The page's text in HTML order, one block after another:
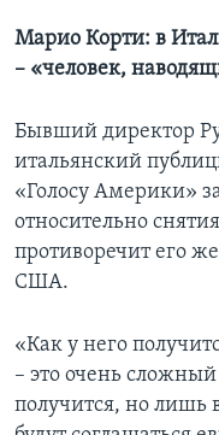
Марио Корти: в
– «человек,
Бывший директор
итальянский
«Голосу Америки»
относительно
противоречит его
США.
«Как у него
– это очень
получится, но лишь